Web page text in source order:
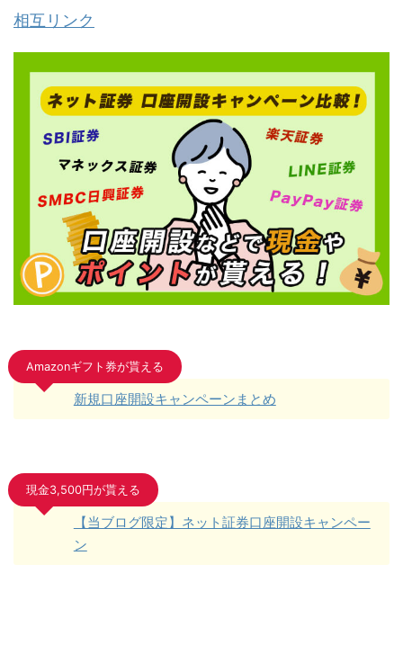
相互リンク
Amazonギフト券が貰える
新規口座開設キャンペーンまとめ
現金3,500円が貰える
【当ブログ限定】ネット証券口座開設キャンペー
ン